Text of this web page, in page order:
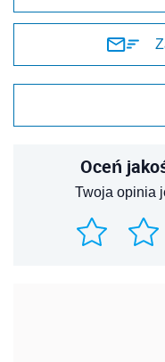
Oceń
Twoja opinia